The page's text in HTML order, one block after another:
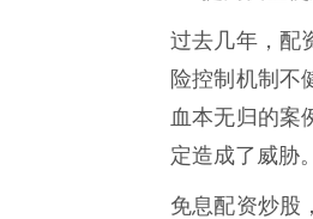
过去几年，配
险控制机制不
血本无归的案
定造成了威胁。
免息配资炒股